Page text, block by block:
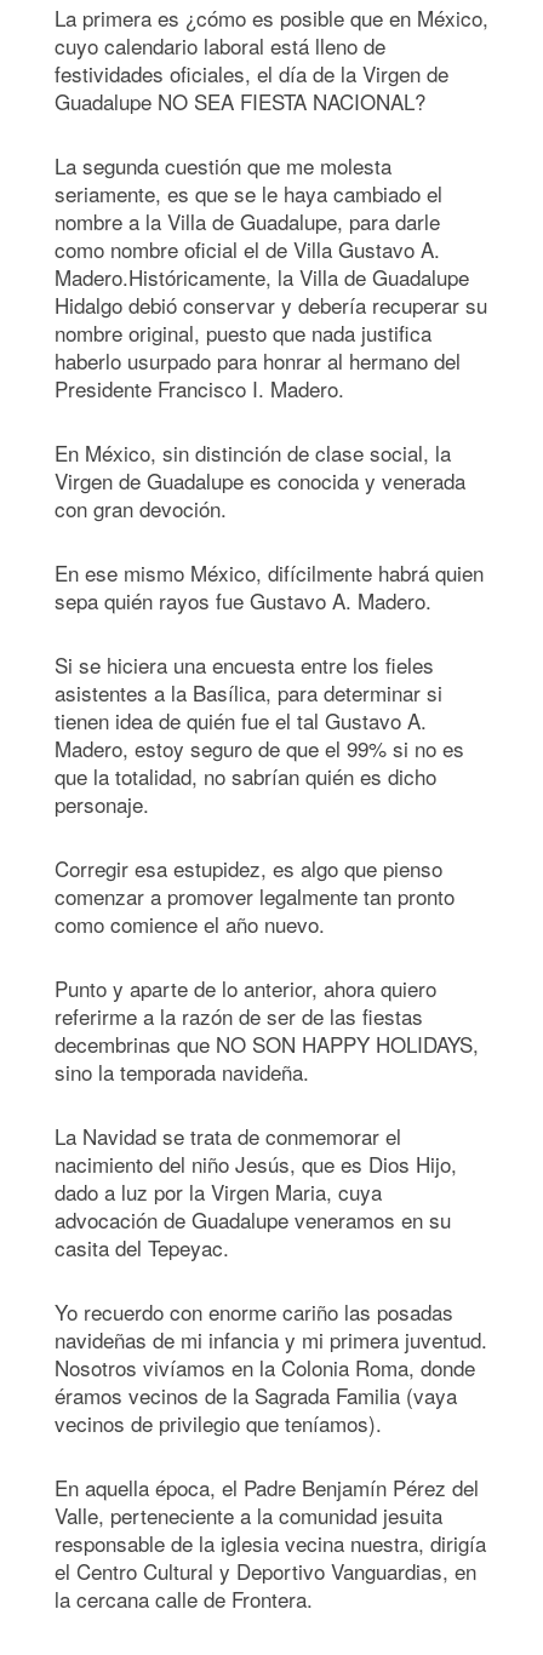
La primera es ¿cómo es posible que en México,
cuyo calendario laboral está lleno de
festividades oficiales, el día de la Virgen de
Guadalupe NO SEA FIESTA NACIONAL?
La segunda cuestión que me molesta
seriamente, es que se le haya cambiado el
nombre a la Villa de Guadalupe, para darle
como nombre oficial el de Villa Gustavo A.
Madero.Históricamente, la Villa de Guadalupe
Hidalgo debió conservar y debería recuperar su
nombre original, puesto que nada justifica
haberlo usurpado para honrar al hermano del
Presidente Francisco I. Madero.
En México, sin distinción de clase social, la
Virgen de Guadalupe es conocida y venerada
con gran devoción.
En ese mismo México, difícilmente habrá quien
sepa quién rayos fue Gustavo A. Madero.
Si se hiciera una encuesta entre los fieles
asistentes a la Basílica, para determinar si
tienen idea de quién fue el tal Gustavo A.
Madero, estoy seguro de que el 99% si no es
que la totalidad, no sabrían quién es dicho
personaje.
Corregir esa estupidez, es algo que pienso
comenzar a promover legalmente tan pronto
como comience el año nuevo.
Punto y aparte de lo anterior, ahora quiero
referirme a la razón de ser de las fiestas
decembrinas que NO SON HAPPY HOLIDAYS,
sino la temporada navideña.
La Navidad se trata de conmemorar el
nacimiento del niño Jesús, que es Dios Hijo,
dado a luz por la Virgen Maria, cuya
advocación de Guadalupe veneramos en su
casita del Tepeyac.
Yo recuerdo con enorme cariño las posadas
navideñas de mi infancia y mi primera juventud.
Nosotros vivíamos en la Colonia Roma, donde
éramos vecinos de la Sagrada Familia (vaya
vecinos de privilegio que teníamos).
En aquella época, el Padre Benjamín Pérez del
Valle, perteneciente a la comunidad jesuita
responsable de la iglesia vecina nuestra, dirigía
el Centro Cultural y Deportivo Vanguardias, en
la cercana calle de Frontera.